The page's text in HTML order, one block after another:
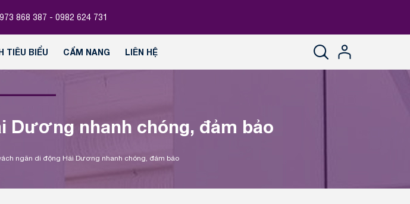
868 387 - 0982 624 731
TIÊU BIỂU CẨM NANG LIÊN HỆ
Dương nhanh chóng, đảm bảo
ngăn di động Hải Dương nhanh chóng, đảm bảo